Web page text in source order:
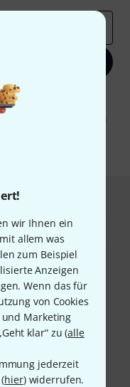
wir Ihnen ein
allem was
zum Beispiel
Anzeigen
Wenn das für
von Cookies
Marketing
klar“ zu (alle
jederzeit
hier) widerrufen.
dem Erhalt von E-Mail-
zu. Die
finden Sie in
Nachnahme,
Sofort bezahlen,